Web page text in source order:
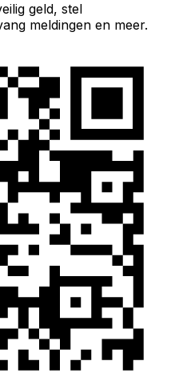
geld, stel
meldingen en meer.